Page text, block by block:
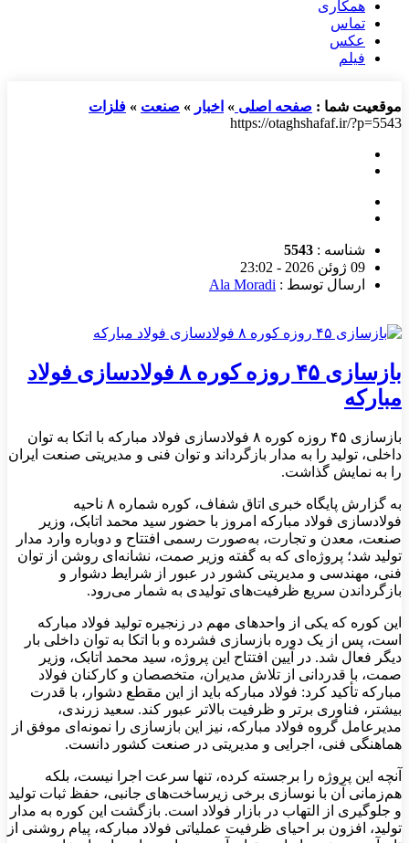
همکاری
تماس
عکس
فیلم
موقعیت شما : صفحه اصلی » اخبار » صنعت » فلزات
https://otaghshafaf.ir/?p=5543
شناسه : 5543
09 ژوئن 2026 - 23:02
ارسال توسط : Ala Moradi
بازسازی ۴۵ روزه کوره ۸ فولادسازی فولاد
مبارکه
بازسازی ۴۵ روزه کوره ۸ فولادسازی فولاد مبارکه با اتکا به توان
داخلی، تولید را به مدار بازگرداند و توان فنی و مدیریتی صنعت ایران
را به نمایش گذاشت.
به گزارش پایگاه خبری اتاق شفاف، کوره شماره ۸ ناحیه
فولادسازی فولاد مبارکه امروز با حضور سید محمد اتابک، وزیر
صنعت، معدن و تجارت، به‌صورت رسمی افتتاح و دوباره وارد مدار
تولید شد؛ پروژه‌ای که به گفته وزیر صمت، نشانه‌ای روشن از توان
فنی، مهندسی و مدیریتی کشور در عبور از شرایط دشوار و
بازگرداندن سریع ظرفیت‌های تولیدی به شمار می‌رود.
این کوره که یکی از واحدهای مهم در زنجیره تولید فولاد مبارکه
است، پس از یک دوره بازسازی فشرده و با اتکا به توان داخلی بار
دیگر فعال شد. در آیین افتتاح این پروژه، سید محمد اتابک، وزیر
صمت، با قدردانی از تلاش مدیران، متخصصان و کارکنان فولاد
مبارکه تأکید کرد: فولاد مبارکه باید از این مقطع دشوار، با قدرت
بیشتر، فناوری برتر و ظرفیت بالاتر عبور کند. سعید زرندی،
مدیرعامل گروه فولاد مبارکه، نیز این بازسازی را نمونه‌ای موفق از
هماهنگی فنی، اجرایی و مدیریتی در صنعت کشور دانست.
آنچه این پروژه را برجسته کرده، تنها سرعت اجرا نیست، بلکه
هم‌زمانی آن با نوسازی برخی زیرساخت‌های جانبی، حفظ ثبات تولید
و جلوگیری از التهاب در بازار فولاد است. بازگشت این کوره به مدار
تولید، افزون بر احیای ظرفیت عملیاتی فولاد مبارکه، پیام روشنی از